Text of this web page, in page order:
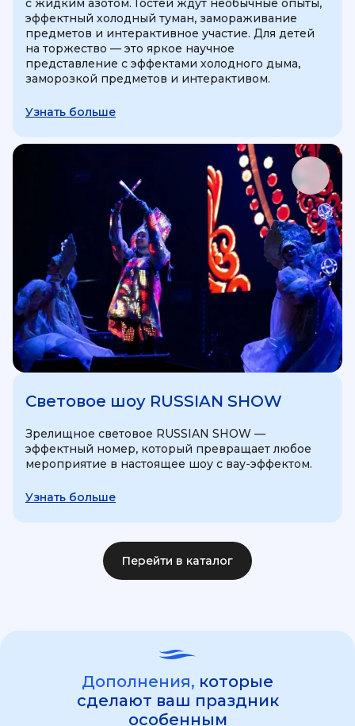
с жидким азотом. Гостей ждут необычные опыты,
эффектный холодный туман, замораживание
предметов и интерактивное участие. Для детей
на торжество — это яркое научное
представление с эффектами холодного дыма,
заморозкой предметов и интерактивом.
Узнать больше
Световое шоу RUSSIAN SHOW
Зрелищное световое RUSSIAN SHOW —
эффектный номер, который превращает любое
мероприятие в настоящее шоу с вау-эффектом.
Узнать больше
Перейти в каталог
Дополнения, которые
сделают ваш праздник
особенным